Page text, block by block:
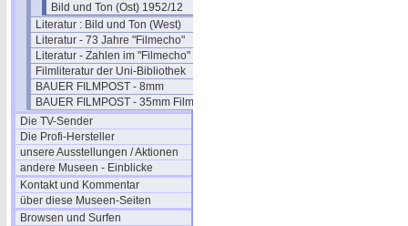
Bild und Ton (Ost) 1952/12
Literatur : Bild und Ton (West)
Literatur - 73 Jahre "Filmecho"
Literatur - Zahlen im "Filmecho"
Filmliteratur der Uni-Bibliothek
BAUER FILMPOST - 8mm
BAUER FILMPOST - 35mm Film
Die TV-Sender
Die Profi-Hersteller
unsere Ausstellungen / Aktionen
andere Museen - Einblicke
Kontakt und Kommentar
über diese Museen-Seiten
Browsen und Surfen